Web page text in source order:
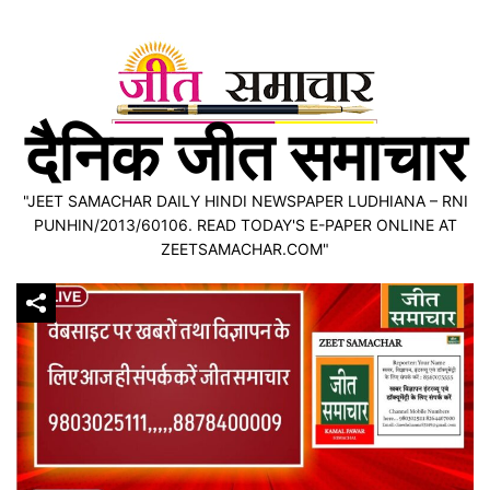
दैनिक जीत समाचार
"JEET SAMACHAR DAILY HINDI NEWSPAPER LUDHIANA – RNI
PUNHIN/2013/60106. READ TODAY'S E-PAPER ONLINE AT
ZEETSAMACHAR.COM"